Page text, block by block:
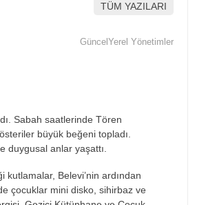
TÜM YAZILARI
GüncelYerel Yönetimler
Sabah saatlerinde Tören
büyük beğeni topladı.
duygusal anlar yaşattı.
kutlamalar, Belevi’nin ardından
çocuklar mini disko, sihirbaz ve